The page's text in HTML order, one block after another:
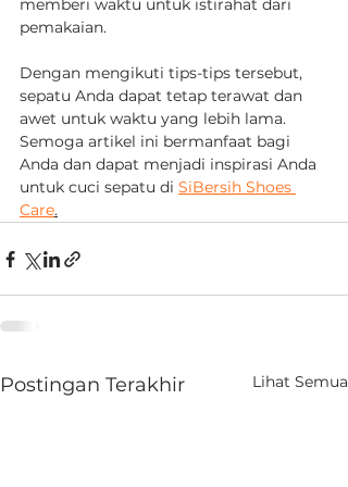
memberi waktu untuk istirahat dari
pemakaian.
Dengan mengikuti tips-tips tersebut,
sepatu Anda dapat tetap terawat dan
awet untuk waktu yang lebih lama.
Semoga artikel ini bermanfaat bagi
Anda dan dapat menjadi inspirasi Anda
untuk cuci sepatu di SiBersih Shoes
Care.
Postingan Terakhir Lihat Semua